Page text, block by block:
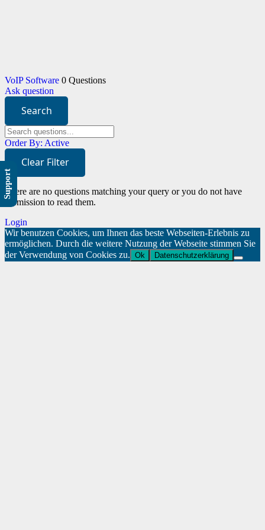
VoIP Software 0 Questions
Ask question
Search
Order By: Active
Clear Filter
There are no questions matching your query or you do not have
permission to read them.
Login
Support
Wir benutzen Cookies, um Ihnen das beste Webseiten-Erlebnis zu
ermöglichen. Durch die weitere Nutzung der Webseite stimmen Sie
der Verwendung von Cookies zu. Ok Datenschutzerklärung